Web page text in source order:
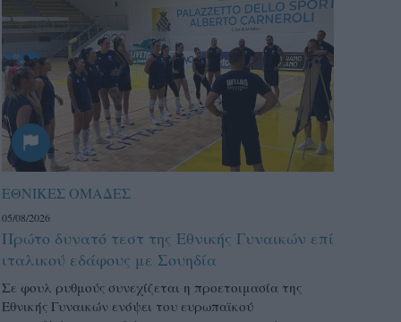
ΕΘΝΙΚΕΣ ΟΜΑΔΕΣ
05/08/2026
Πρώτο δυνατό τεστ της Εθνικής Γυναικών επί
ιταλικού εδάφους με Σουηδία
Σε φουλ ρυθμούς συνεχίζεται η προετοιμασία της
Εθνικής Γυναικών ενόψει του ευρωπαϊκού